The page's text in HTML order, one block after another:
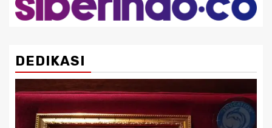
DEDIKASI